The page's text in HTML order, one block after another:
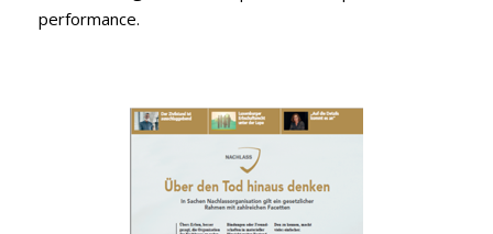
performance.